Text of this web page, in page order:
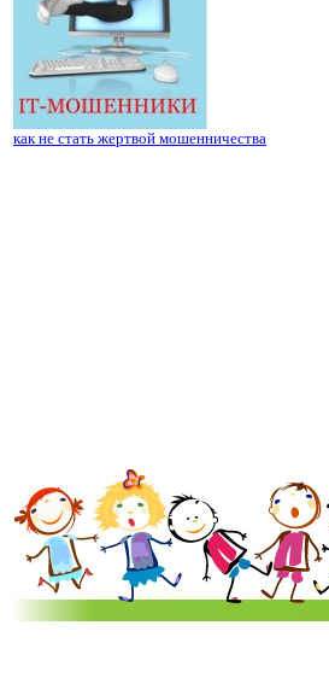
как не стать жертвой мошенничества